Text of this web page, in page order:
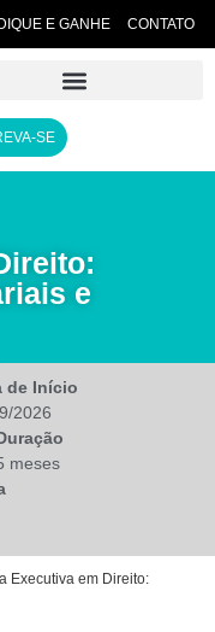
E GANHE CONTATO
SE
e
de Início
2026
meses
Executiva em Direito: